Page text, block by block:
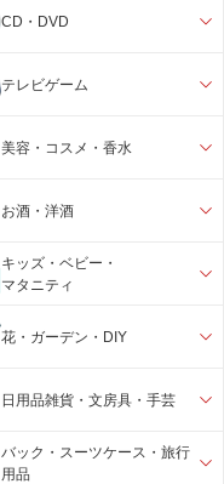
CD・DVD
テレビゲーム
美容・コスメ・香水
お酒・洋酒
キッズ・ベビー・
マタニティ
花・ガーデン・DIY
日用品雑貨・文房具・手芸
バック・スーツケース・旅行
用品